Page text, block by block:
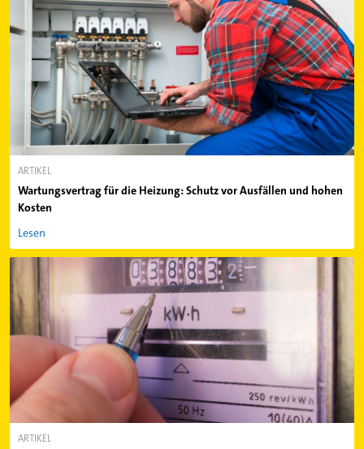
ARTIKEL
Wartungsvertrag für die Heizung: Schutz vor Ausfällen und hohen
Kosten
Lesen
ARTIKEL